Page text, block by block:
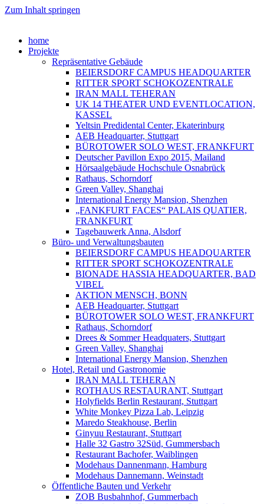
Zum Inhalt springen
home
Projekte
Repräsentative Gebäude
BEIERSDORF CAMPUS HEADQUARTER
RITTER SPORT SCHOKOZENTRALE
IRAN MALL TEHERAN
UK 14 THEATER UND EVENTLOCATION,
KASSEL
Yeltsin Predidental Center, Ekaterinburg
AEB Headquarter, Stuttgart
BÜROTOWER SOLO WEST, FRANKFURT
Deutscher Pavillon Expo 2015, Mailand
Hörsaalgebäude Hochschule Osnabrück
Rathaus, Schorndorf
Green Valley, Shanghai
International Energy Mansion, Shenzhen
„FANKFURT FACES“ PALAIS QUATIER,
FRANKFURT
Tagebauwerk Anna, Alsdorf
Büro- und Verwaltungsbauten
BEIERSDORF CAMPUS HEADQUARTER
RITTER SPORT SCHOKOZENTRALE
BIONADE HASSIA HEADQUARTER, BAD
VIBEL
AKTION MENSCH, BONN
AEB Headquarter, Stuttgart
BÜROTOWER SOLO WEST, FRANKFURT
Rathaus, Schorndorf
Drees & Sommer Headquaters, Stuttgart
Green Valley, Shanghai
International Energy Mansion, Shenzhen
Hotel, Retail und Gastronomie
IRAN MALL TEHERAN
ROTHAUS RESTAURANT, Stuttgart
Holyfields Berlin Restaurant, Stuttgart
White Monkey Pizza Lab, Leipzig
Maredo Steakhouse, Berlin
Ginyuu Restaurant, Stuttgart
Halle 32 Gastro 32Süd, Gummersbach
Restaurant Bachofer, Waiblingen
Modehaus Dannenmann, Hamburg
Modehaus Dannemann, Weinstadt
Öffentliche Bauten und Verkehr
ZOB Busbahnhof, Gummerbach